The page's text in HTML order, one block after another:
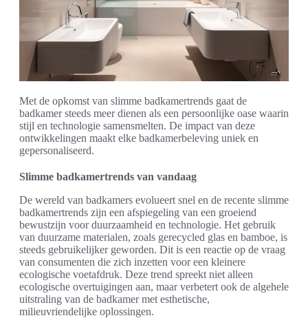
Met de opkomst van slimme badkamertrends gaat de
badkamer steeds meer dienen als een persoonlijke oase waarin
stijl en technologie samensmelten. De impact van deze
ontwikkelingen maakt elke badkamerbeleving uniek en
gepersonaliseerd.
Slimme badkamertrends van vandaag
De wereld van badkamers evolueert snel en de recente slimme
badkamertrends zijn een afspiegeling van een groeiend
bewustzijn voor duurzaamheid en technologie. Het gebruik
van duurzame materialen, zoals gerecycled glas en bamboe, is
steeds gebruikelijker geworden. Dit is een reactie op de vraag
van consumenten die zich inzetten voor een kleinere
ecologische voetafdruk. Deze trend spreekt niet alleen
ecologische overtuigingen aan, maar verbetert ook de algehele
uitstraling van de badkamer met esthetische,
milieuvriendelijke oplossingen.